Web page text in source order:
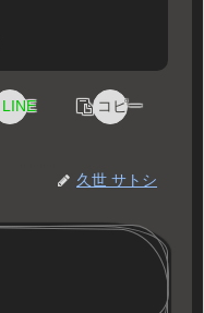
LINE コピー
久世 サトシ